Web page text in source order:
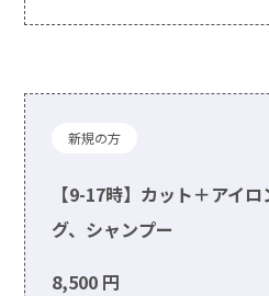
新規の方
【9-17時】カット＋アイ
グ、シャンプー
8,500 円